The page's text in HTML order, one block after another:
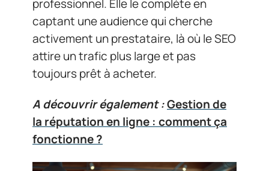
professionnel. Elle le complète en
captant une audience qui cherche
activement un prestataire, là où le SEO
attire un trafic plus large et pas
toujours prêt à acheter.
A découvrir également :Gestion de
la réputation en ligne : comment ça
fonctionne ?